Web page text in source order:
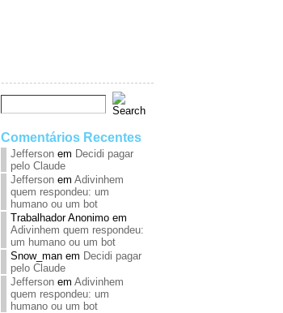
Comentários Recentes
Jefferson em Decidi pagar
pelo Claude
Jefferson em Adivinhem
quem respondeu: um
humano ou um bot
Trabalhador Anonimo em
Adivinhem quem respondeu:
um humano ou um bot
Snow_man em Decidi pagar
pelo Claude
Jefferson em Adivinhem
quem respondeu: um
humano ou um bot